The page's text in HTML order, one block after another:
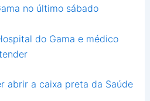
no último sábado
do Gama e médico
abrir a caixa preta da Saúde